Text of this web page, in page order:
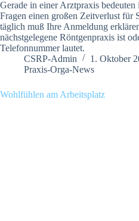
Gerade in einer Arztpraxis
Fragen einen großen Zeitverlust für
täglich muß Ihre Anmeldung
nächstgelegene Röntgenpraxis ist
Telefonnummer lautet.
CSRP-Admin
1. Oktober
Praxis-Orga-News
Wohlfühlen am Arbeitsplatz